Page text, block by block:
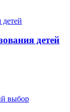
детей